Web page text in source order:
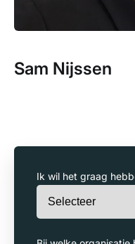
Sam Nijssen
Ik wil het graag